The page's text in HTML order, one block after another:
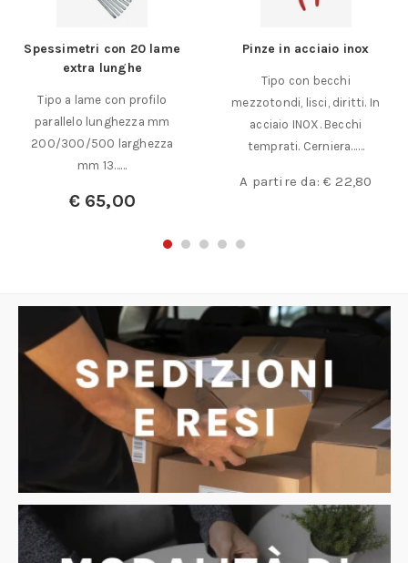
Spessimetri con 20 lame
extra lunghe
Tipo a lame con profilo
parallelo lunghezza mm
200/300/500 larghezza
mm 13……
€65,00
Pinze in acciaio inox
Tipo con becchi
mezzotondi, lisci, diritti. In
acciaio INOX. Becchi
temprati. Cerniera……
A partire da: € 22,80